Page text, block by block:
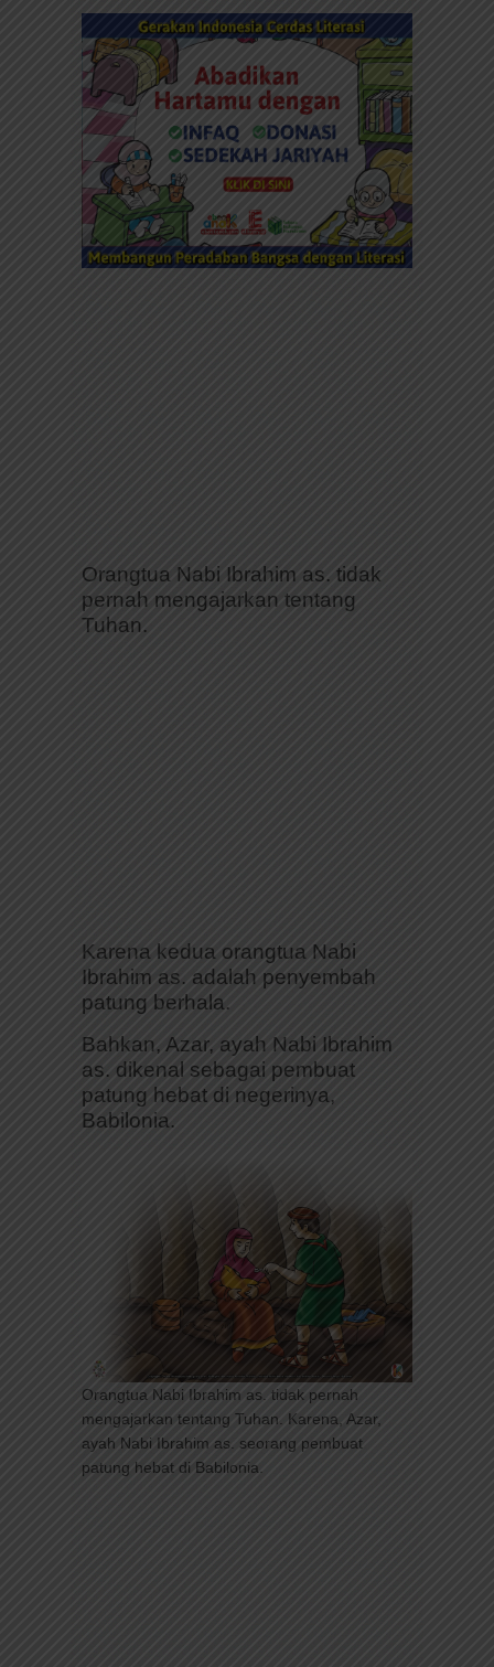
Orangtua Nabi Ibrahim as. tidak
pernah mengajarkan tentang
Tuhan.
Karena kedua orangtua Nabi
Ibrahim as. adalah penyembah
patung berhala.
Bahkan, Azar, ayah Nabi Ibrahim
as. dikenal sebagai pembuat
patung hebat di negerinya,
Babilonia.
Orangtua Nabi Ibrahim as. tidak pernah
mengajarkan tentang Tuhan. Karena, Azar,
ayah Nabi Ibrahim as. seorang pembuat
patung hebat di Babilonia.